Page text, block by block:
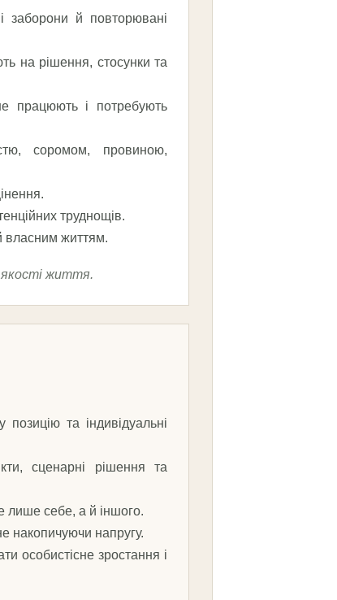
заборони й повторювані
на рішення, стосунки та
працюють і потребують
соромом, провиною,
труднощів.
власним життям.
якості життя.
та індивідуальні
сценарні рішення та
лише себе, а й іншого.
накопичуючи напругу.
особистісне зростання і